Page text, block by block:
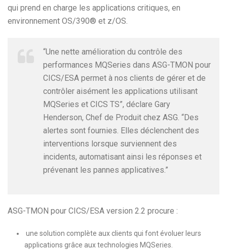
qui prend en charge les applications critiques, en
environnement OS/390® et z/OS.
“Une nette amélioration du contrôle des
performances MQSeries dans ASG-TMON pour
CICS/ESA permet à nos clients de gérer et de
contrôler aisément les applications utilisant
MQSeries et CICS TS”, déclare Gary
Henderson, Chef de Produit chez ASG. “Des
alertes sont fournies. Elles déclenchent des
interventions lorsque surviennent des
incidents, automatisant ainsi les réponses et
prévenant les pannes applicatives.”
ASG-TMON pour CICS/ESA version 2.2 procure :
une solution complète aux clients qui font évoluer leurs
applications grâce aux technologies MQSeries.